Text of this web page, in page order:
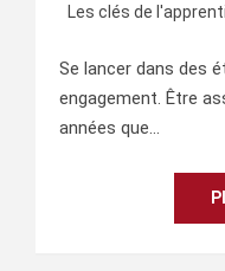
Les clés de
Se lancer dans des
engagement. Être
années que…